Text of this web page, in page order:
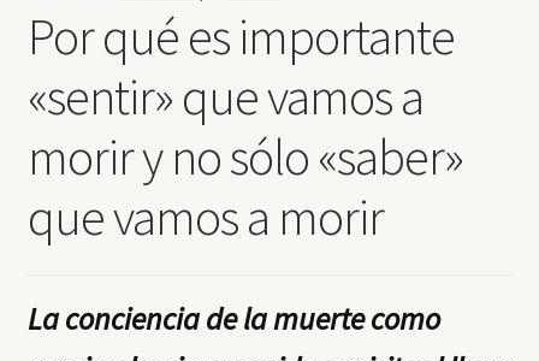
Por qué es importante
«sentir» que vamos a
morir y no sólo «saber»
que vamos a morir
La conciencia de la muerte como